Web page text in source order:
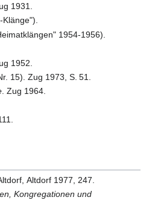
1931.
Klänge").
1954-1956).
1952.
15). Zug 1973,S. 51
. Zug 1964.
Altdorf 1977, 247.
Kongregationen und